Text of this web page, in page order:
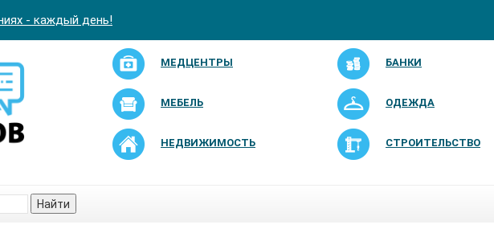
- каждый день!
МЕДЦЕНТРЫ БАНКИ
МЕБЕЛЬ ОДЕЖДА
НЕДВИЖИМОСТЬ СТРОИТЕЛЬСТВО
Найти